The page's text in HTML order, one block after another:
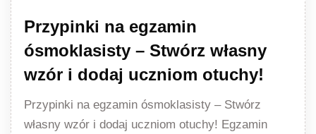
Przypinki na egzamin
ósmoklasisty – Stwórz własny
wzór i dodaj uczniom otuchy!
Przypinki na egzamin ósmoklasisty – Stwórz
własny wzór i dodaj uczniom otuchy! Egzamin